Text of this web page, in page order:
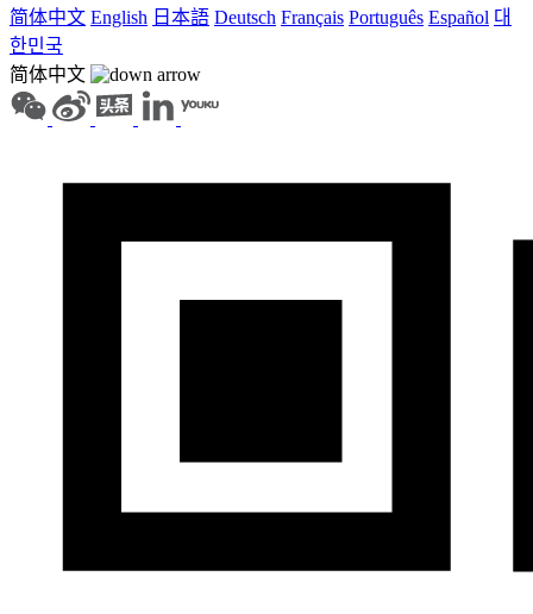
简体中文 English 日本語 Deutsch Français Português Español 대
한민국
简体中文